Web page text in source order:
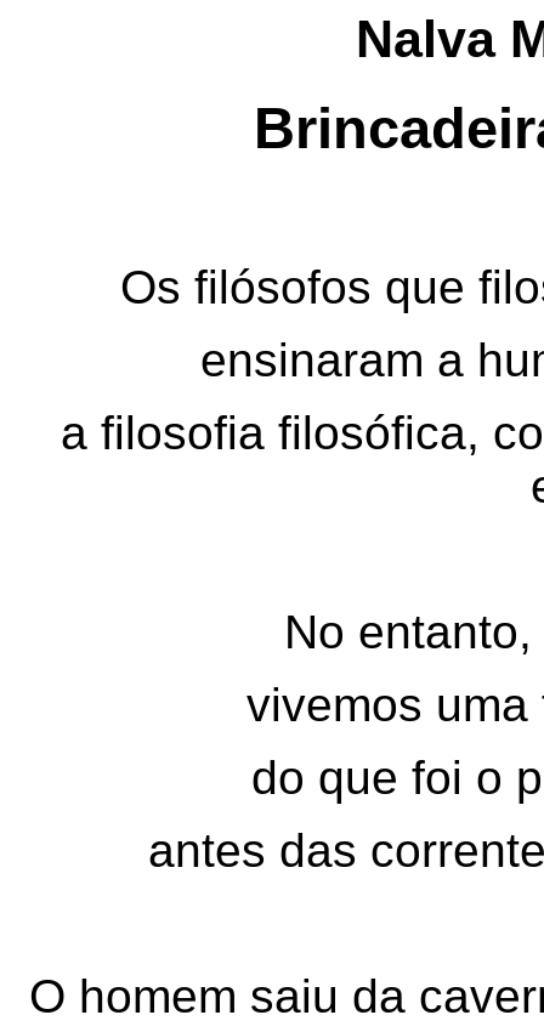
Nalva
Os filósofos que
ensinaram a
a filosofia filosófica,
No
vivemos
do que foi o
antes das
O homem saiu da